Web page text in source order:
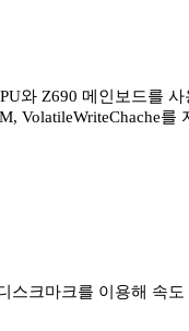
와 Z690 메인보드를
VolatileWriteChache를
스크마크를 이용해 속